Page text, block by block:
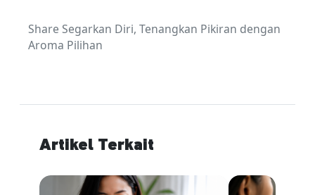
Share Segarkan Diri, Tenangkan Pikiran dengan
Aroma Pilihan
Artikel Terkait